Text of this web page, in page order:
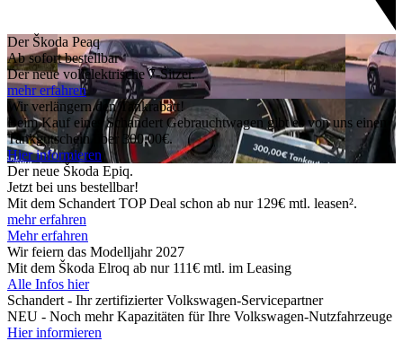
Der Škoda Peaq
Ab sofort bestellbar
Der neue vollelektrische 7-Sitzer.
mehr erfahren
Wir verlängern den Tankrabatt!
Beim Kauf eines Schandert Gebrauchtwagen gibt es von uns einen
Tankgutschein über 300,00€.
Hier informieren
Der neue Škoda Epiq.
Jetzt bei uns bestellbar!
Mit dem Schandert TOP Deal schon ab nur 129€ mtl. leasen².
mehr erfahren
Mehr erfahren
Wir feiern das Modelljahr 2027
Mit dem Škoda Elroq ab nur 111€ mtl. im Leasing
Alle Infos hier
Schandert - Ihr zertifizierter Volkswagen-Servicepartner
NEU - Noch mehr Kapazitäten für Ihre Volkswagen-Nutzfahrzeuge
Hier informieren